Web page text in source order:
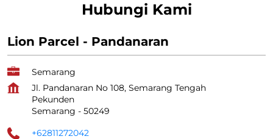
Hubungi Kami
Lion Parcel - Pandanaran
Semarang
Jl. Pandanaran No 108, Semarang Tengah
Pekunden
Semarang - 50249
+62811272042